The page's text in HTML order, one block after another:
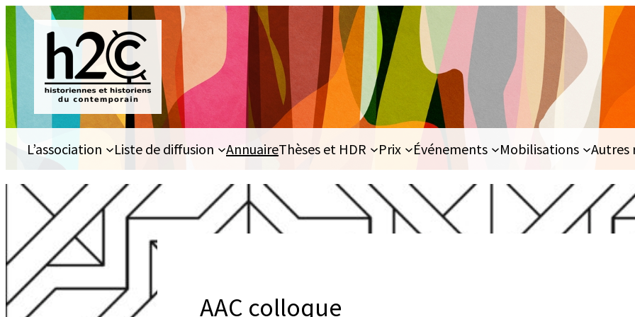
Aller
au
contenu
L’association Liste de diffusion AnnuaireThèses et HDR Prix Événements Mobilisations Autres
AAC colloque